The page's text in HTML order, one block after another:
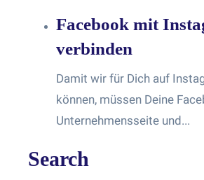
Facebook mit
verbinden
Damit wir für Dich auf
können, müssen Deine
Unternehmensseite und...
Search